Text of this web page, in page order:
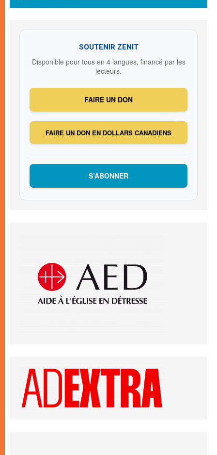
SOUTENIR ZENIT
Disponible pour tous en 4 langues, financé par les
lecteurs.
FAIRE UN DON
FAIRE UN DON EN DOLLARS CANADIENS
S’ABONNER